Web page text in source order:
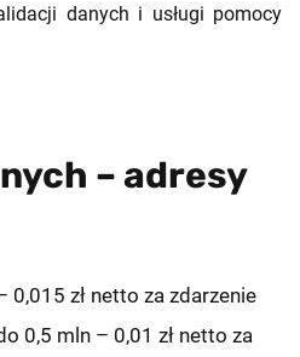
danych i usługi pomocy
– adresy
zł netto za zdarzenie
0,5 mln – 0,01 zł netto za